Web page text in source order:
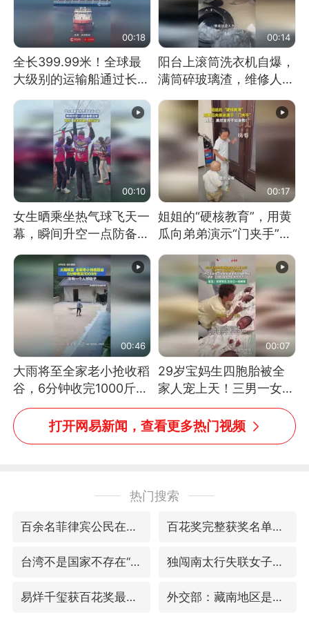
00:18
全长399.99米！全球最
大级别的运输船通过长江
00:14
阳台上滚筒洗衣机自爆，
满筒碎玻璃渣，维修人员
洗衣机自爆
00:10
女生晒乘坐热气球飞天一
幕，瞬间升空一点防备都
00:17
姐姐的“硬核教育”，用黄
瓜向弟弟演示“门夹手”，
00:46
大雨将至全家老小抢收稻
谷，6分钟收完1000斤，
没有一个人掉链子
00:07
29岁宝妈生四胞胎被全
家人宠上天！三男一女孕
期胖了近60斤产后丈夫
挑花样做饭
打开网易新闻，查看更多热门视频
热门搜索
百余名菲律宾公民在中国被依法处理 百花奖完整获奖名单公布
台湾不是国家不存在“国格” 独闯南太行失联女子遗体已找到
易烊千玺获百花奖最佳男主角 外交部：藏南地区是中国领土